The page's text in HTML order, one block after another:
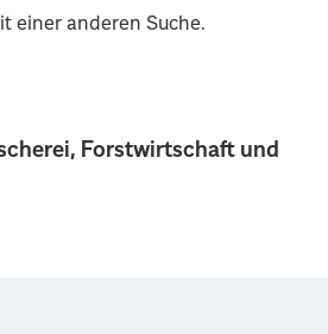
Forstwirtschaft und
einer anderen Suche.